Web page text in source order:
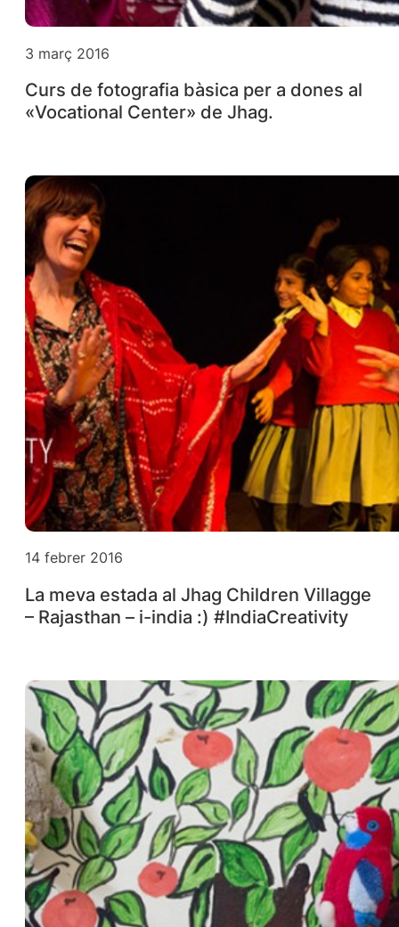
3 març 2016
Curs de fotografia bàsica per a dones al
«Vocational Center» de Jhag.
14 febrer 2016
La meva estada al Jhag Children Villagge
– Rajasthan – i-india :) #IndiaCreativity